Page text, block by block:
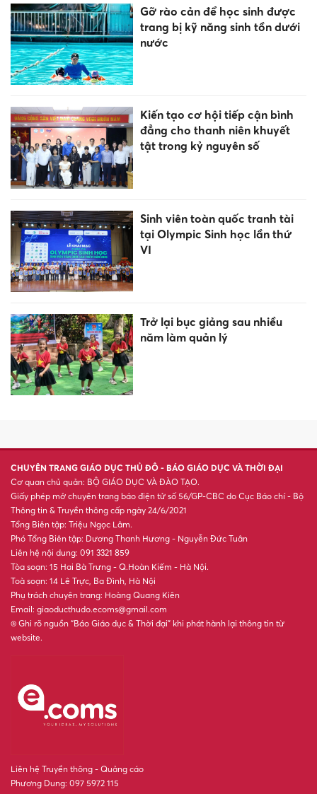
Gỡ rào cản để học sinh được
trang bị kỹ năng sinh tồn dưới
nước
Kiến tạo cơ hội tiếp cận bình
đẳng cho thanh niên khuyết
tật trong kỷ nguyên số
Sinh viên toàn quốc tranh tài
tại Olympic Sinh học lần thứ
VI
Trở lại bục giảng sau nhiều
năm làm quản lý
CHUYÊN TRANG GIÁO DỤC THỦ ĐÔ - BÁO GIÁO DỤC VÀ THỜI ĐẠI
Cơ quan chủ quản: BỘ GIÁO DỤC VÀ ĐÀO TẠO.
Giấy phép mở chuyên trang báo điện tử số 56/GP-CBC do Cục Báo chí - Bộ
Thông tin & Truyền thông cấp ngày 24/6/2021
Tổng Biên tập: Triệu Ngọc Lâm.
Phó Tổng Biên tập: Dương Thanh Hương - Nguyễn Đức Tuân
Liên hệ nội dung: 091 3321 859
Tòa soạn: 15 Hai Bà Trưng - Q.Hoàn Kiếm - Hà Nội.
Toà soạn: 14 Lê Trực, Ba Đình, Hà Nội
Phụ trách chuyên trang: Hoàng Quang Kiên
Email: giaoducthudo.ecoms@gmail.com
® Ghi rõ nguồn “Báo Giáo dục & Thời đại” khi phát hành lại thông tin từ
website.
Liên hệ Truyền thông - Quảng cáo
Phương Dung: 097 5972 115